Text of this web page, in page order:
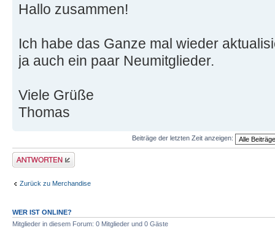
Hallo zusammen!
Ich habe das Ganze mal wieder
ja auch ein paar Neumitglieder.
Viele Grüße
Thomas
Beiträge der letzten Zeit anzeigen:
Antwort erstellen
Zurück zu Merchandise
WER IST ONLINE?
Mitglieder in diesem Forum: 0 Mitglieder und 0 Gäste